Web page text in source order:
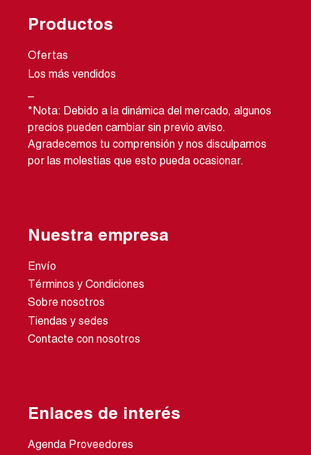
Productos
Ofertas
Los más vendidos
*Nota: Debido a la dinámica del mercado, algunos
precios pueden cambiar sin previo aviso.
Agradecemos tu comprensión y nos disculpamos
por las molestias que esto pueda ocasionar.
Nuestra empresa
Envío
Términos y Condiciones
Sobre nosotros
Tiendas y sedes
Contacte con nosotros
Enlaces de interés
Agenda Proveedores